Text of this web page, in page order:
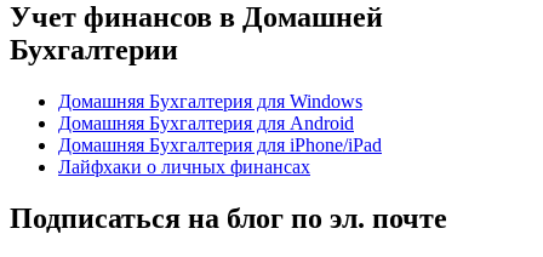
Учет финансов в Домашней
Бухгалтерии
Домашняя Бухгалтерия для Windows
Домашняя Бухгалтерия для Android
Домашняя Бухгалтерия для iPhone/iPad
Лайфхаки о личных финансах
Подписаться на блог по эл. почте